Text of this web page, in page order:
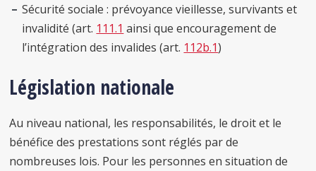
Sécurité sociale : prévoyance vieillesse, survivants et
invalidité (art. 111.1 ainsi que encouragement de
l’intégration des invalides (art. 112b.1)
Législation nationale
Au niveau national, les responsabilités, le droit et le
bénéfice des prestations sont réglés par de
nombreuses lois. Pour les personnes en situation de